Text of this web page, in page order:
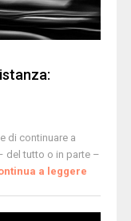
di continuare a
del tutto o in parte –
a leggere